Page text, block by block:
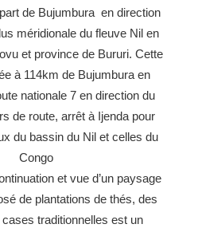
de Bujumbura en direction
méridionale du fleuve Nil en
et province de Bururi. Cette
à 114km de Bujumbura en
nationale 7 en direction du
de route, arrêt à Ijenda pour
du bassin du Nil et celles du
Congo
et vue d’un paysage
de plantations de thés, des
traditionnelles est un